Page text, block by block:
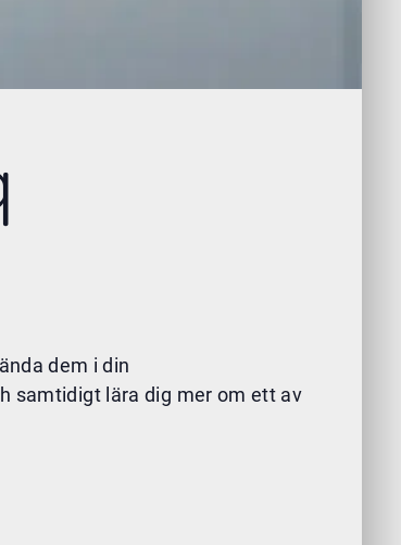
dem i din
samtidigt lära dig mer om ett av